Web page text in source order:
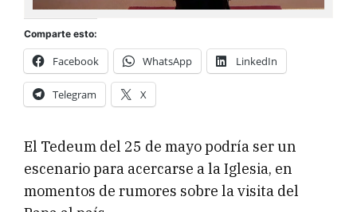
Comparte esto:
Facebook WhatsApp LinkedIn
Telegram X
El Tedeum del 25 de mayo podría ser un
escenario para acercarse a la Iglesia, en
momentos de rumores sobre la visita del